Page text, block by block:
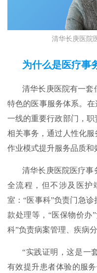
清华长庚医院
为什么是医疗事
清华长庚医院有一套
特色的医事服务体系。
一线的重要行政部门，
相关事务，通过人性化
作业模式提升服务品质和
清华长庚医院医疗事
全流程，但不涉及医护
室：“医事科”负责门急
款处理等，“医保物价办
科”负责病案管理、疾病分
“实践证明，这是一
有效提升患者体验的服